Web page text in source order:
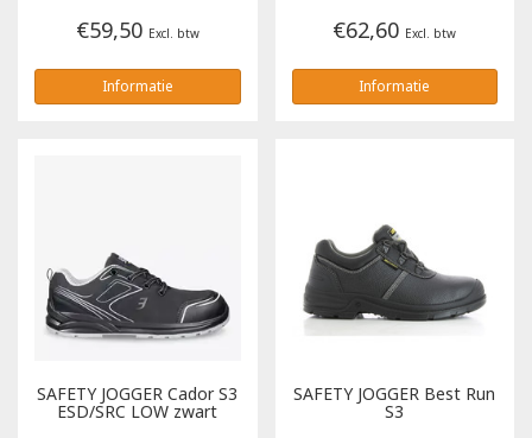
€59,50 Excl. btw
Informatie
€62,60 Excl. btw
Informatie
SAFETY JOGGER Cador S3
ESD/SRC LOW zwart
SAFETY JOGGER Best Run
S3